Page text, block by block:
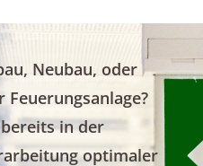
Neubau, oder
in der
optimaler